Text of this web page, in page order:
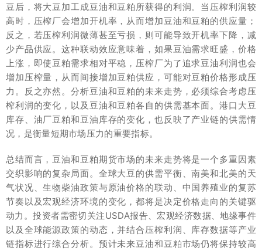
豆后，将大豆加工成豆油和豆粕所获得的利润。当压榨利润较
高时，压榨厂会增加开机率，从而增加豆油和豆粕的供应量；
反之，若压榨利润微薄甚至亏损，则可能导致开机率下降，减
少产品供应。这种联动效应意味着，如果豆油需求旺盛，价格
上涨，即使豆粕需求相对平稳，压榨厂为了追求豆油利润也会
增加压榨量，从而间接增加豆粕供应，可能对豆粕价格形成压
力。反之亦然。分析豆油和豆粕的未来走势，必须综合考虑压
榨利润的变化，以及豆油和豆粕各自的供需基本面。港口大豆
库存、油厂豆粕和豆油库存的变化，也反映了产业链的供需情
况，是衡量短期市场压力的重要指标。
总结而言，豆油和豆粕期货市场的未来走势将是一个多重因素
交织影响的复杂局面。全球大豆的供需平衡、南美和北美的天
气状况、生物柴油政策与原油价格的联动、中国养殖业的复苏
节奏以及宏观经济环境的变化，都将是决定价格走向的关键驱
动力。投资者需密切关注USDA报告、宏观经济数据、地缘事件
以及全球能源政策的动态，并结合压榨利润、库存数据等产业
链指标进行综合分析。预计未来豆油和豆粕市场仍将保持较高